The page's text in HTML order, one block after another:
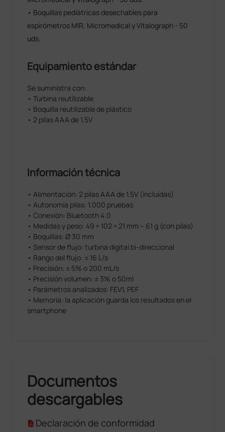
• Boquillas pediátricas desechables para
espirómetros MIR, Micromedical y Vitalograph - 50
uds.
Equipamiento estándar
Se suministra con:
• Turbina reutilizable
• Boquilla reutilizable de plástico
• 2 pilas AAA de 1.5V
Información técnica
• Alimentación: 2 pilas AAA de 1.5V (incluídas)
• Autonomía pilas: 1.000 pruebas
• Conexión: Bluetooth 4.0
• Medidas y peso: 49 × 102 × 21 mm – 61 g (con pilas)
• Boquillas: Ø 30 mm
• Sensor de flujo: turbina digital bi-direccional
• Rango del flujo: ± 16 L/s
• Precisión: ± 5% o 200 mL/s
• Precisión volumen: ± 3% o 50ml
• Parámetros analizados: FEV1, PEF
• Memoria: la aplicación guarda los resultados en el
smartphone
Documentos
descargables
Declaración de conformidad